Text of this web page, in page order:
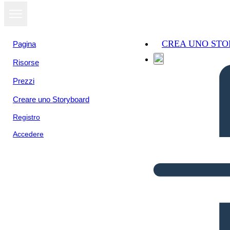
Pagina
Risorse
Prezzi
Creare uno Storyboard
Registro
Accedere
CREA UNO